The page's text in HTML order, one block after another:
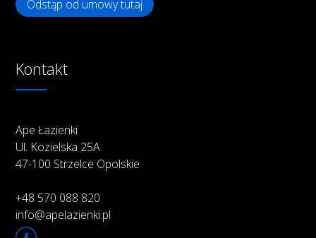
Odstąp od umowy tutaj
Kontakt
Ape Łazienki
Ul. Kozielska 25A
47-100 Strzelce Opolskie
+48 570 088 820
info@apelazienki.pl